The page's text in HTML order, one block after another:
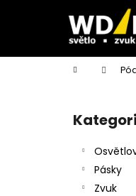
Domů
Přeskočit
kategorie
Pásky
Zvuk
í
Zpět
do
Zpět
do